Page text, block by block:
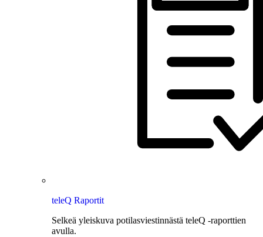
teleQ Raportit
Selkeä yleiskuva potilasviestinnästä teleQ -raporttien
avulla.